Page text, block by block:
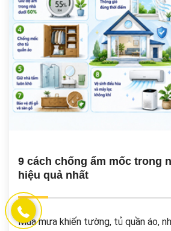
9 cách chống ẩm mốc trong
hiệu quả nhất
Mùa mưa khiến tường, tủ quần áo,